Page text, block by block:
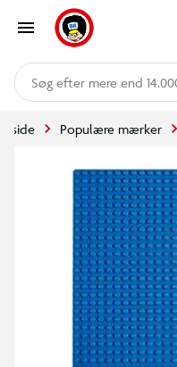
mere end
Populære mærker